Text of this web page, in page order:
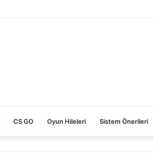
CS GO Oyun Hileleri Sistem Önerileri